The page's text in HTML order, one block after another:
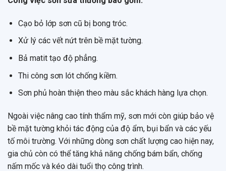
Cạo bỏ lớp sơn cũ bị bong tróc.
Xử lý các vết nứt trên bề mặt tường.
Bả matit tạo độ phẳng.
Thi công sơn lót chống kiềm.
Sơn phủ hoàn thiện theo màu sắc khách hàng lựa chọn.
Ngoài việc nâng cao tính thẩm mỹ, sơn mới còn giúp bảo vệ
bề mặt tường khỏi tác động của độ ẩm, bụi bẩn và các yếu
tố môi trường. Với những dòng sơn chất lượng cao hiện nay,
gia chủ còn có thể tăng khả năng chống bám bẩn, chống
nấm mốc và kéo dài tuổi thọ công trình.